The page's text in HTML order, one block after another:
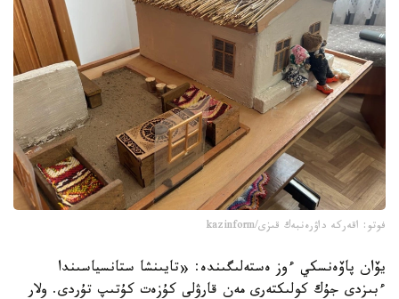
فوتو: اقەركە داۋرەنبەك قىزى/kazinform
يۆان پاۆەنسكي ءوز ەستەلىگىندە: «تايىنشا ستانسياسىندا
ءبىزدى جۇك كولىكتەرى مەن قارۋلى كۇزەت كۇتىپ تۇردى. ولار